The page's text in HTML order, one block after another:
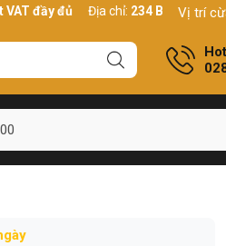
đủ Địa chỉ:234 Bình Thới, P10,
Vị trí